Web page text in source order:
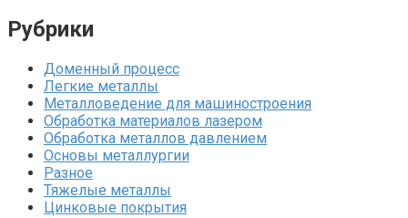
Рубрики
Доменный процесс
Легкие металлы
Металловедение для машиностроения
Обработка материалов лазером
Обработка металлов давлением
Основы металлургии
Разное
Тяжелые металлы
Цинковые покрытия